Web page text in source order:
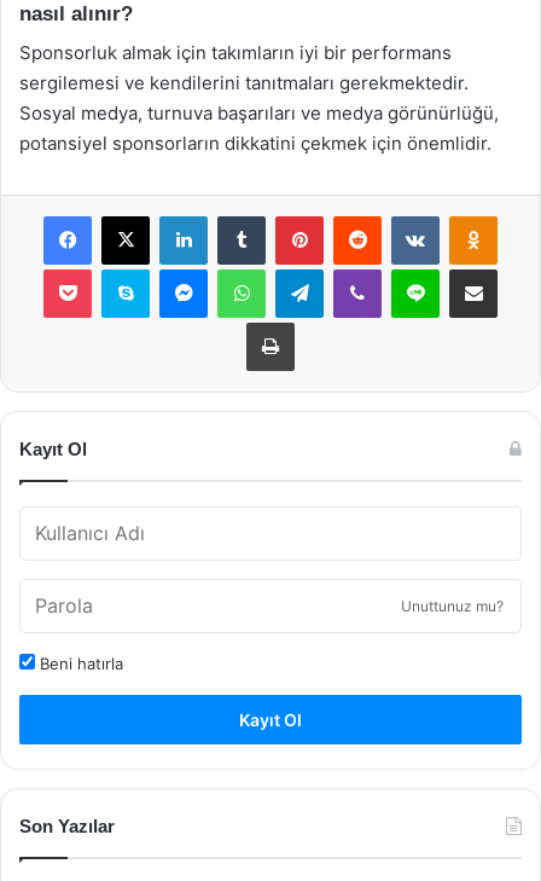
nasıl alınır?
Sponsorluk almak için takımların iyi bir performans
sergilemesi ve kendilerini tanıtmaları gerekmektedir.
Sosyal medya, turnuva başarıları ve medya görünürlüğü,
potansiyel sponsorların dikkatini çekmek için önemlidir.
Facebook
X LinkedInTumblr PinterestReddit VKontakte
Pocket Skype MessengerWhatsAppTelegramViber Line E-Posta ile
Yazdır
Kayıt Ol
Unuttunuz mu?
Beni hatırla
Kayıt Ol
Son Yazılar